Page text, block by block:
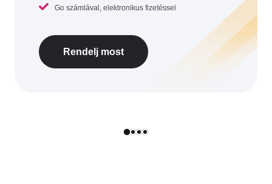
Go számlával, elektronikus fizetéssel
Rendelj most